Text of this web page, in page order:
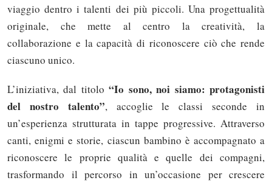
viaggio dentro i talenti dei più piccoli. Una progettualità
originale, che mette al centro la creatività, la
collaborazione e la capacità di riconoscere ciò che rende
ciascuno unico.
L’iniziativa, dal titolo“Io sono, noi siamo: protagonisti
del nostro talento”, accoglie le classi seconde in
un’esperienza strutturata in tappe progressive. Attraverso
canti, enigmi e storie, ciascun bambino è accompagnato a
riconoscere le proprie qualità e quelle dei compagni,
trasformando il percorso in un’occasione per crescere